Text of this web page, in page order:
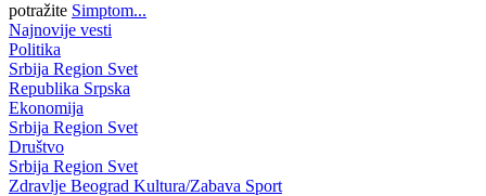
potražite Simptom...
Najnovije vesti
Politika
Srbija Region Svet
Republika Srpska
Ekonomija
Srbija Region Svet
Društvo
Srbija Region Svet
Zdravlje Beograd Kultura/Zabava Sport